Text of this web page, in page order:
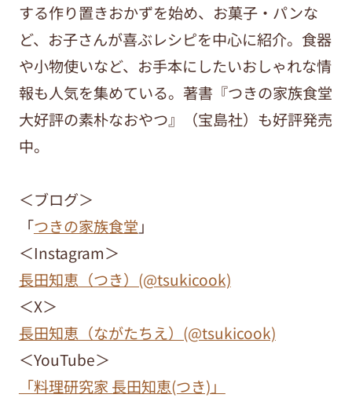
する作り置きおかずを始め、お菓子・パンな
ど、お子さんが喜ぶレシピを中心に紹介。食器
や小物使いなど、お手本にしたいおしゃれな情
報も人気を集めている。著書『つきの家族食堂
大好評の素朴なおやつ』（宝島社）も好評発売
中。
＜ブログ＞
「つきの家族食堂 」
＜Instagram＞
長田知恵（つき）(@tsukicook)
＜X＞
長田知恵（ながたちえ）(@tsukicook)
＜YouTube＞
「料理研究家 長田知恵(つき)」